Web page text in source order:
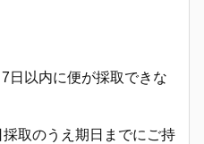
以内に便が採取できな
取のうえ期日までにご持